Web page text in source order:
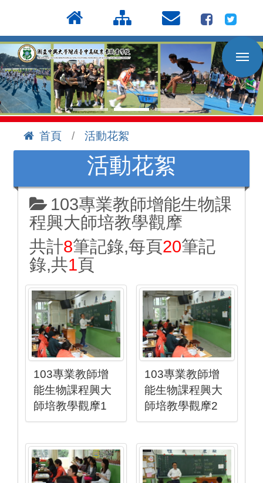
到
主
要
內
容
區
首頁
活動花絮
活動花絮
103專業教師增能生物課
程興大師培教學觀摩
共計8筆記錄,每頁20筆記
錄,共1頁
103專業教師增
能生物課程興大
師培教學觀摩1
103專業教師增
能生物課程興大
師培教學觀摩2